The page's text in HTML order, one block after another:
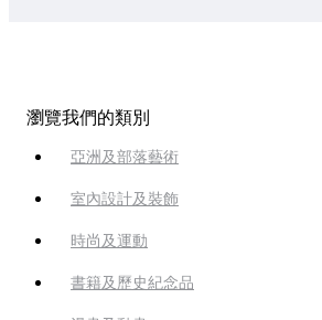
瀏覽我們的類別
亞洲及部落藝術
室內設計及裝飾
時尚及運動
書籍及歷史紀念品